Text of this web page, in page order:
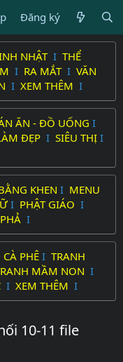
Đăng ký
NHẬT I THỂ
I RA MẮT I VĂN
I XEM THÊM I
ĂN - ĐỒ UỐNG I
ĐẸP I SIÊU THỊ I
KHEN I MENU
I PHẬT GIÁO I
I
PHÊ I TRANH
MẦM NON I
I XEM THÊM I
10-11 file